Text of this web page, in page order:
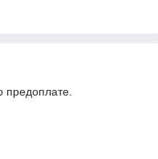
предоплате.